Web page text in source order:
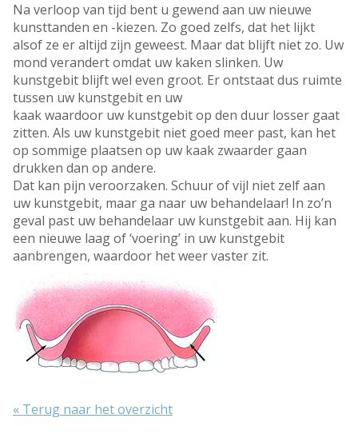
Na verloop van tijd bent u gewend aan uw nieuwe
kunsttanden en -kiezen. Zo goed zelfs, dat het lijkt
alsof ze er altijd zijn geweest. Maar dat blijft niet zo. Uw
mond verandert omdat uw kaken slinken. Uw
kunstgebit blijft wel even groot. Er ontstaat dus ruimte
tussen uw kunstgebit en uw
kaak waardoor uw kunstgebit op den duur losser gaat
zitten. Als uw kunstgebit niet goed meer past, kan het
op sommige plaatsen op uw kaak zwaarder gaan
drukken dan op andere.
Dat kan pijn veroorzaken. Schuur of vijl niet zelf aan
uw kunstgebit, maar ga naar uw behandelaar! In zo’n
geval past uw behandelaar uw kunstgebit aan. Hij kan
een nieuwe laag of ‘voering’ in uw kunstgebit
aanbrengen, waardoor het weer vaster zit.
« Terug naar het overzicht